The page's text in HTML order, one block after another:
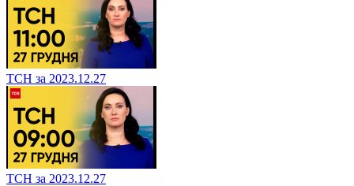
ТСН за 2023.12.27
ТСН за 2023.12.27